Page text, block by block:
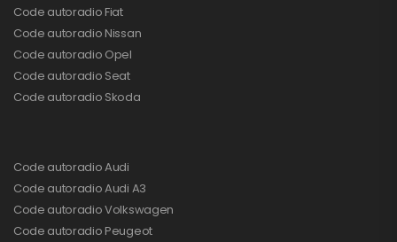
Code autoradio Fiat
Code autoradio Nissan
Code autoradio Opel
Code autoradio Seat
Code autoradio Skoda
Code autoradio Audi
Code autoradio Audi A3
Code autoradio Volkswagen
Code autoradio Peugeot